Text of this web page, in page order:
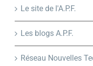
Le site de l'A.P.F.
Les blogs A.P.F.
Réseau Nouvelles